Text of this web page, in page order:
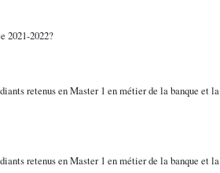
2021-2022?
retenus en Master 1 en métier de la banque et la
retenus en Master 1 en métier de la banque et la